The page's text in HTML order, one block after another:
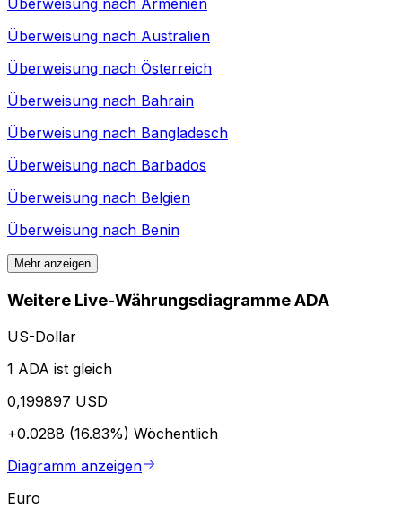
Überweisung nach Armenien
Überweisung nach Australien
Überweisung nach Österreich
Überweisung nach Bahrain
Überweisung nach Bangladesch
Überweisung nach Barbados
Überweisung nach Belgien
Überweisung nach Benin
Mehr anzeigen
Weitere Live-Währungsdiagramme ADA
US-Dollar
1 ADA ist gleich
0,199897 USD
+0.0288 (16.83%) Wöchentlich
Diagramm anzeigen
Euro